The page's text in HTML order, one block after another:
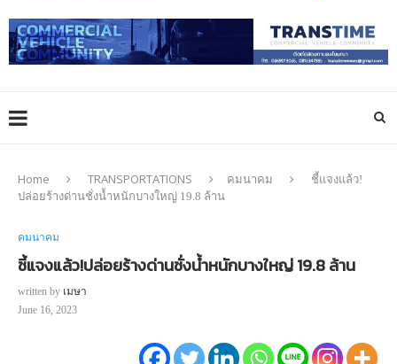
Home TRANSPORTATIONS คมนาคม
ชี้แจงแล้ว!
ปล่อยร้างด่านชั่งน้ำหนักบางใหญ่ 19.8 ล้าน
คมนาคม
ชี้แจงแล้ว!ปล่อยร้างด่านชั่งน้ำหนักบางใหญ่ 19.8 ล้าน
written by เมษา
June 16, 2023